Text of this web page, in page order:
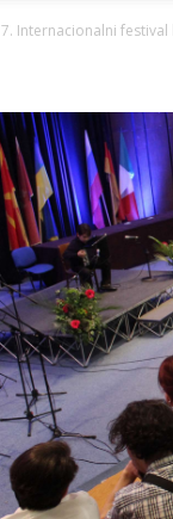
7. Internacionalni festival